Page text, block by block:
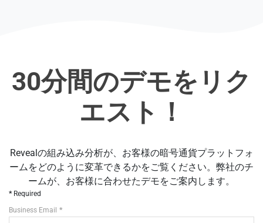
30分間のデモをリク
エスト！
Revealの組み込み分析が、お客様の暗号通貨プラットフォ
ームをどのように変革できるかをご覧ください。弊社のチ
ームが、お客様に合わせたデモをご案内します。
Required
Business Email